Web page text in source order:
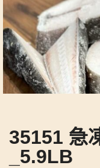
35151 急
_5.9LB